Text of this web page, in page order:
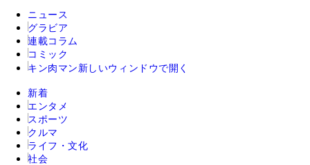
ニュース
グラビア
連載コラム
コミック
キン肉マン 新しいウィンドウで開く
新着
エンタメ
スポーツ
クルマ
ライフ・文化
社会